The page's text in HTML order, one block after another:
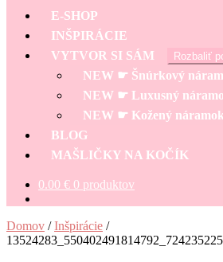
E-SHOP
INŠPIRÁCIE
VYTVOR SI SÁM
Rozbaliť
NEW ☛ Šnúrkový
NEW ☛ Luxusný
NEW ☛ Kožený náramok
BLOG
MAŠLIČKY NA KOČÍK
0.00 € 0 produktov
Domov /Inšpirácie /